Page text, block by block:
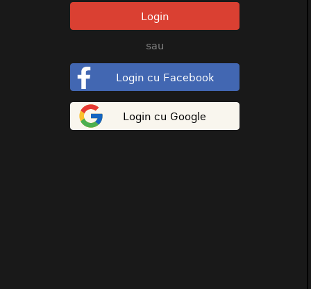
Login
sau
Login cu Facebook
Login cu Google